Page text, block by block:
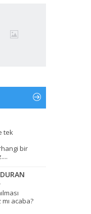
tek
bir
mı acaba?